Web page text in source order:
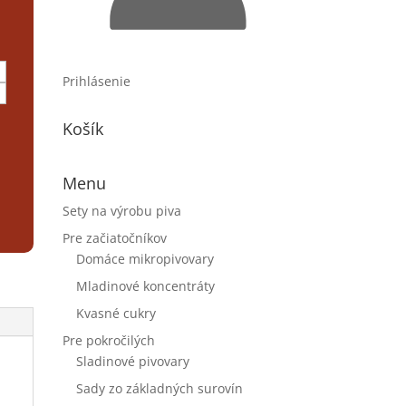
Prihlásenie
Košík
Menu
Sety na výrobu piva
Pre začiatočníkov
Domáce mikropivovary
Mladinové koncentráty
Kvasné cukry
Pre pokročilých
Sladinové pivovary
Sady zo základných surovín